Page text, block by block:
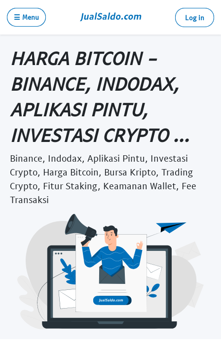
☰ Menu Log in
HARGA BITCOIN -
BINANCE, INDODAX,
APLIKASI PINTU,
INVESTASI CRYPTO ...
Binance, Indodax, Aplikasi Pintu, Investasi
Crypto, Harga Bitcoin, Bursa Kripto, Trading
Crypto, Fitur Staking, Keamanan Wallet, Fee
Transaksi